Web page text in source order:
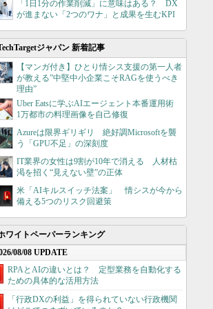
「1日1分の作業削減」に意味はある？ DX
が進まない「2つのワナ」と成果を生むKPI
ジャパン 新着記事
【マンガ付き】ひとり情シス支援の第一人者
が教える”中堅中小企業こそRAGを使うべき
理由”
Uber Eatsに学ぶAIエージェント本番運用術
1万都市の料理画像を自己修復
Azureは限界ギリギリ 絶好調Microsoftを襲
う「GPU不足」の深刻度
IT業界の女性は9割が10年で消える 人材枯
渇を招く“見えない壁”の正体
米「AIキルスイッチ法案」 情シスが今から
備える5つのリスク回避策
ワイトペーパーランキング
08/08 UPDATE
RPAとAIの違いとは？ 定型業務を自動化する
ための具体的な活用方法
「行政DXの利益」を得られていない行政機関